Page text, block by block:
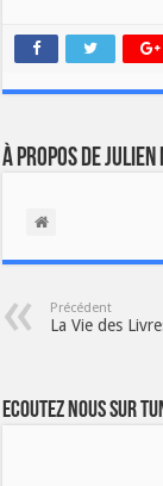
À propos de
Précédent
La Vie des
Ecoutez nous sur